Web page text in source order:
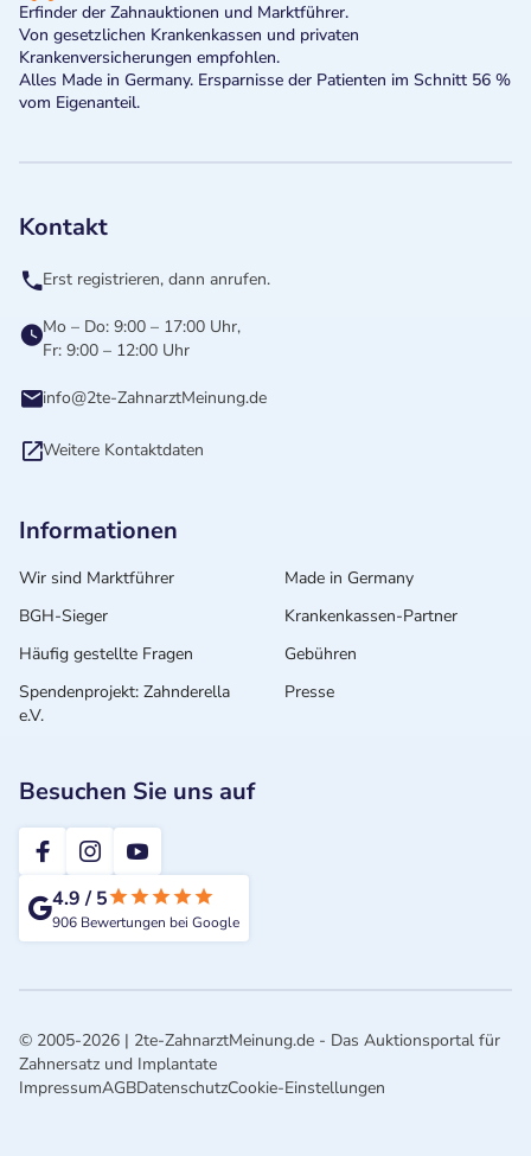
Erfinder der Zahnauktionen und Marktführer.
Von gesetzlichen Krankenkassen und privaten
Krankenversicherungen empfohlen.
Alles Made in Germany. Ersparnisse der Patienten im Schnitt 56 %
vom Eigenanteil.
Kontakt
Erst registrieren, dann anrufen.
Mo – Do: 9:00 – 17:00 Uhr,
Fr: 9:00 – 12:00 Uhr
info@2te-ZahnarztMeinung.de
Weitere Kontaktdaten
Informationen
Wir sind Marktführer
Made in Germany
BGH-Sieger
Krankenkassen-Partner
Häufig gestellte Fragen
Gebühren
Spendenprojekt: Zahnderella
e.V.
Presse
Besuchen Sie uns auf
2te-ZahnarztMeinung
4.9/5
906 Bewertungen bei Google
© 2005-2026 | 2te-ZahnarztMeinung.de - Das Auktionsportal für
Zahnersatz und Implantate
ImpressumAGBDatenschutzCookie-Einstellungen